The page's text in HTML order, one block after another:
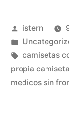
Publicado
por
istern
Publicado
en
Etiquetas:
camisetas
propia
medicos sin